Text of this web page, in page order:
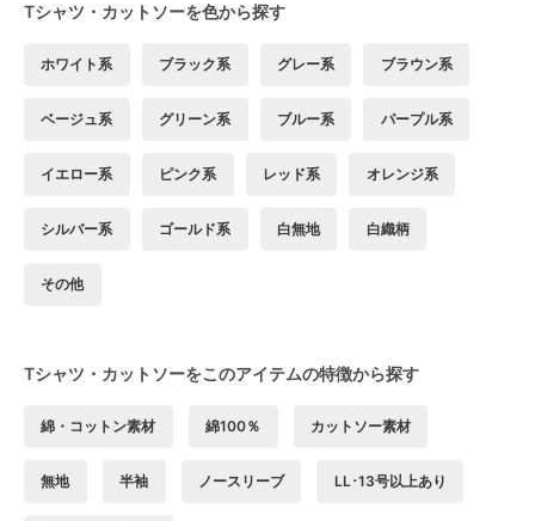
Tシャツ・カットソーを色から探す
ホワイト系 ブラック系 グレー系 ブラウン系
ベージュ系 グリーン系 ブルー系 パープル系
イエロー系 ピンク系 レッド系 オレンジ系
シルバー系 ゴールド系 白無地 白織柄
その他
Tシャツ・カットソーをこのアイテムの特徴から探す
綿・コットン素材 綿100％ カットソー素材
無地 半袖 ノースリーブ LL･13号以上あり